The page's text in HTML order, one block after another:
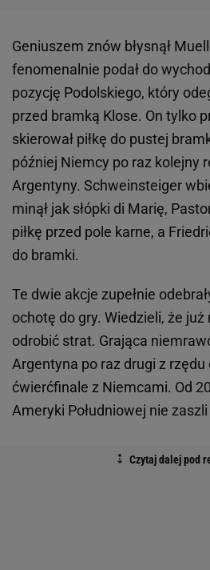
Geniuszem znów błysnął
fenomenalnie podał do
pozycję Podolskiego, który
przed bramką Klose. On tylko
skierował piłkę do pustej
później Niemcy po raz kolejny
Argentyny. Schweinsteiger
minął jak słópki di Marię,
piłkę przed pole karne, a
do bramki.
Te dwie akcje zupełnie
ochotę do gry. Wiedzieli, że
odrobić strat. Grająca
Argentyna po raz drugi z
ćwierćfinale z Niemcami. Od
Ameryki Południowej nie